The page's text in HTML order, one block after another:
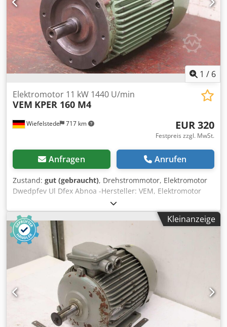
1 / 6
Wiefelstede 717 km
Elektromotor 11 kW 1440 U/min
VEM KPER 160 M4
EUR 320
Festpreis zzgl. MwSt.
Anfragen Anrufen
Zustand: gut (gebraucht), Drehstrommotor, Elektromotor
Dwedpfev Ul Dfex Abnoa -Hersteller: VEM, Elektromotor
Typ KPER 160 M4 -Leistung: 11 kW -Drehzahl: 1440 U/min -
Welle: Ø 38 x 80 mm -Schutzart: IP54 -Bauform: B5 -
Abmessungen: 525/260/H320 mm -Gewicht: 87 kg.Kleinanzeige